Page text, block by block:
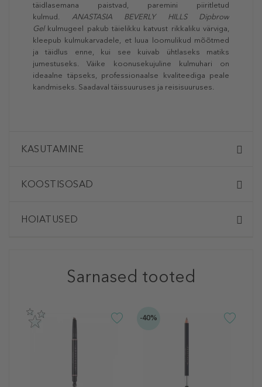
täidlasemana paistvad, paremini piiritletud
kulmud. ANASTASIA BEVERLY HILLS Dipbrow
Gel kulmugeel pakub täielikku katvust rikkaliku värviga,
kleepub kulmukarvadele, et luua loomulikud mõõtmed
ja täidlus enne, kui see kuivab ühtlaseks matiks
jumestuseks. Väike koonusekujuline kulmuhari on
ideaalne täpseks, professionaalse kvaliteediga peale
kandmiseks. Saadaval täissuuruses ja reisisuuruses.
KASUTAMINE
KOOSTISOSAD
HOIATUSED
Sarnased tooted
-40%